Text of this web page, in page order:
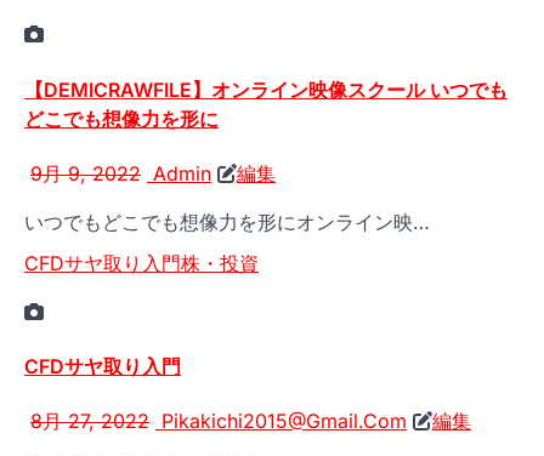
【DEMICRAWFILE】オンライン映像スクール いつでも
どこでも想像力を形に
9月 9, 2022 Admin
編集
いつでもどこでも想像力を形にオンライン映…
CFDサヤ取り入門株・投資
CFDサヤ取り入門
8月 27, 2022 Pikakichi2015@Gmail.Com
編集